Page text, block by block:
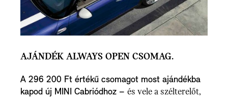
AJÁNDÉK ALWAYS OPEN CSOMAG.
A 296 200 Ft értékű csomagot most ajándékba
kapod új MINI Cabriódhoz – és vele a szélterelőt,